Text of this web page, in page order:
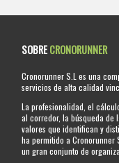
SOBRECRONORUNNER
Cronorunner S.L es una
servicios de alta calidad
La profesionalidad, el
al corredor, la búsqueda de
valores que identifican y
ha permitido a Cronorunner
un gran conjunto de